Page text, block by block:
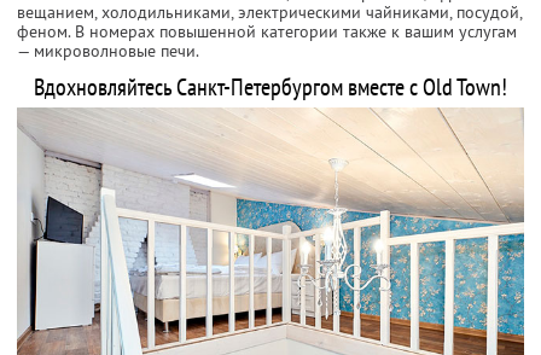
вещанием, холодильниками, электрическими чайниками, посудой,
феном. В номерах повышенной категории также к вашим услугам
— микроволновые печи.
Вдохновляйтесь Санкт-Петербургом вместе с Old Town!